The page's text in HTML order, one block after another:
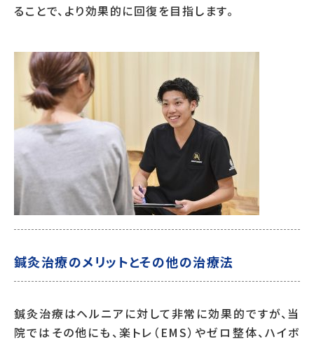
ることで、より効果的に回復を目指します。
鍼灸治療のメリットとその他の治療法
鍼灸治療はヘルニアに対して非常に効果的ですが、当
院ではその他にも、楽トレ（EMS）やゼロ整体、ハイボ